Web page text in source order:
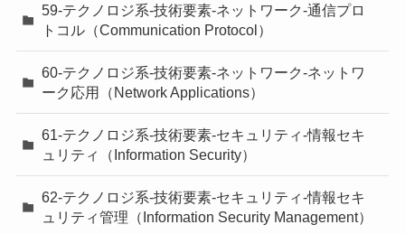
59-テクノロジ系-技術要素-ネットワーク-通信プロ
トコル（Communication Protocol）
60-テクノロジ系-技術要素-ネットワーク-ネットワ
ーク応用（Network Applications）
61-テクノロジ系-技術要素-セキュリティ-情報セキ
ュリティ（Information Security）
62-テクノロジ系-技術要素-セキュリティ-情報セキ
ュリティ管理（Information Security Management）